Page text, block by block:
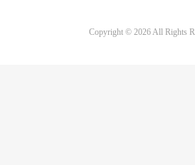
Copyright © 2026 All Rights